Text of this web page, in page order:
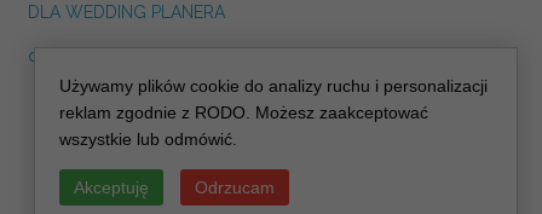
DLA WEDDING PLANERA
dreskot.com
info@decoris.pl
Używamy plików cookie do analizy ruchu i personalizacji
reklam zgodnie z RODO. Możesz zaakceptować
wszystkie lub odmówić.
Akceptuję Odrzucam